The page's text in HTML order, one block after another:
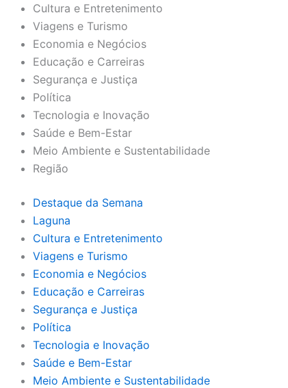
Cultura e Entretenimento
Viagens e Turismo
Economia e Negócios
Educação e Carreiras
Segurança e Justiça
Política
Tecnologia e Inovação
Saúde e Bem-Estar
Meio Ambiente e Sustentabilidade
Região
Destaque da Semana
Laguna
Cultura e Entretenimento
Viagens e Turismo
Economia e Negócios
Educação e Carreiras
Segurança e Justiça
Política
Tecnologia e Inovação
Saúde e Bem-Estar
Meio Ambiente e Sustentabilidade